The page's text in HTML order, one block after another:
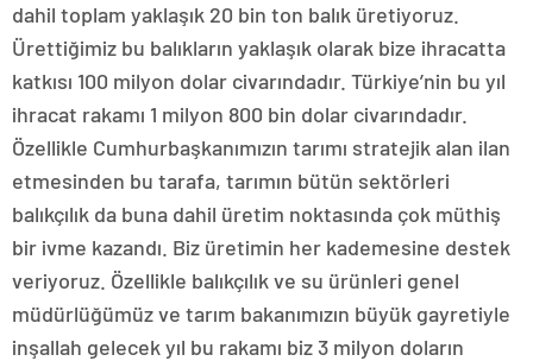
dahil toplam yaklaşık 20 bin ton balık üretiyoruz.
Ürettiğimiz bu balıkların yaklaşık olarak bize ihracatta
katkısı 100 milyon dolar civarındadır. Türkiye’nin bu yıl
ihracat rakamı 1 milyon 800 bin dolar civarındadır.
Özellikle Cumhurbaşkanımızın tarımı stratejik alan ilan
etmesinden bu tarafa, tarımın bütün sektörleri
balıkçılık da buna dahil üretim noktasında çok müthiş
bir ivme kazandı. Biz üretimin her kademesine destek
veriyoruz. Özellikle balıkçılık ve su ürünleri genel
müdürlüğümüz ve tarım bakanımızın büyük gayretiyle
inşallah gelecek yıl bu rakamı biz 3 milyon doların